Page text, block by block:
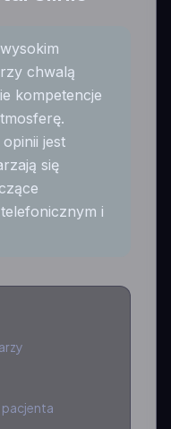
chwalą
kompetencje
jest
się
i